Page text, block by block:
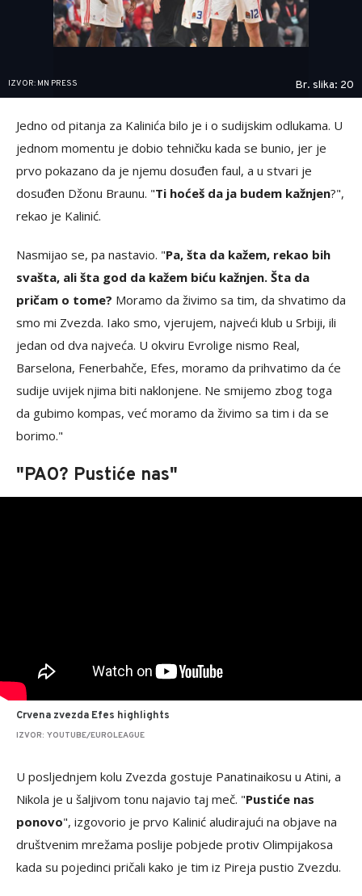
IZVOR: MN PRESS Br. slika: 20
Jedno od pitanja za Kalinića bilo je i o sudijskim odlukama. U
jednom momentu je dobio tehničku kada se bunio, jer je
prvo pokazano da je njemu dosuđen faul, a u stvari je
dosuđen Džonu Braunu. "Ti hoćeš da ja budem kažnjen?",
rekao je Kalinić.
Nasmijao se, pa nastavio. "Pa, šta da kažem, rekao bih
svašta, ali šta god da kažem biću kažnjen. Šta da
pričam o tome? Moramo da živimo sa tim, da shvatimo da
smo mi Zvezda. Iako smo, vjerujem, najveći klub u Srbiji, ili
jedan od dva najveća. U okviru Evrolige nismo Real,
Barselona, Fenerbahče, Efes, moramo da prihvatimo da će
sudije uvijek njima biti naklonjene. Ne smijemo zbog toga
da gubimo kompas, već moramo da živimo sa tim i da se
borimo."
"PAO? Pustiće nas"
Crvena zvezda Efes highlights
IZVOR: YOUTUBE/EUROLEAGUE
U posljednjem kolu Zvezda gostuje Panatinaikosu u Atini, a
Nikola je u šaljivom tonu najavio taj meč. "Pustiće nas
ponovo", izgovorio je prvo Kalinić aludirajući na objave na
društvenim mrežama poslije pobjede protiv Olimpijakosa
kada su pojedinci pričali kako je tim iz Pireja pustio Zvezdu.